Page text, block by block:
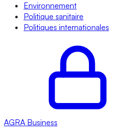
Environnement
Politique sanitaire
Politiques internationales
AGRA Business